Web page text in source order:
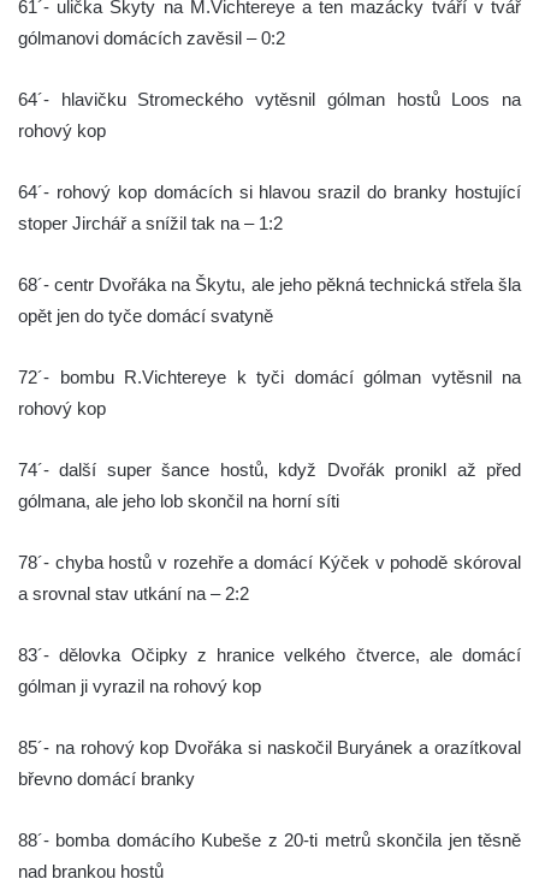
61´- ulička Škyty na M.Vichtereye a ten mazácky tváří v tvář
gólmanovi domácích zavěsil – 0:2
64´- hlavičku Stromeckého vytěsnil gólman hostů Loos na
rohový kop
64´- rohový kop domácích si hlavou srazil do branky hostující
stoper Jirchář a snížil tak na – 1:2
68´- centr Dvořáka na Škytu, ale jeho pěkná technická střela šla
opět jen do tyče domácí svatyně
72´- bombu R.Vichtereye k tyči domácí gólman vytěsnil na
rohový kop
74´- další super šance hostů, když Dvořák pronikl až před
gólmana, ale jeho lob skončil na horní síti
78´- chyba hostů v rozehře a domácí Kýček v pohodě skóroval
a srovnal stav utkání na – 2:2
83´- dělovka Očipky z hranice velkého čtverce, ale domácí
gólman ji vyrazil na rohový kop
85´- na rohový kop Dvořáka si naskočil Buryánek a orazítkoval
břevno domácí branky
88´- bomba domácího Kubeše z 20-ti metrů skončila jen těsně
nad brankou hostů